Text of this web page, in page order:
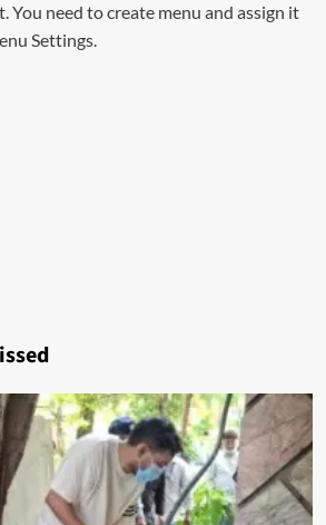
You need to create menu and assign it
Settings.